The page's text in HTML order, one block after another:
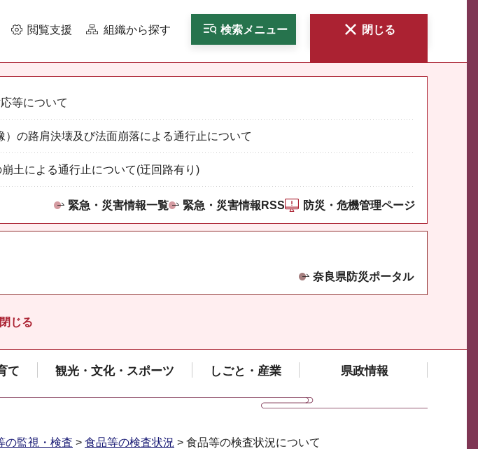
閲覧支援 組織から探す 検索メニュー 閉じる
等について
の路肩決壊及び法面崩落による通行止について
土による通行止について(迂回路有り)
緊急・災害情報一覧 緊急・災害情報RSS 防災・危機管理ページ
奈良県防災ポータル
閉じる
て 観光・文化・スポーツ しごと・産業 県政情報
の監視・検査 > 食品等の検査状況 > 食品等の検査状況について